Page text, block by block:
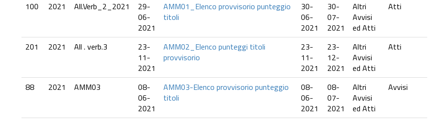
100 2021 All.Verb_2_2021
29-
06-
2021
AMM01_Elenco provvisorio punteggio
titoli
30-
06-
2021
30-
07-
2021
Altri
Avvisi
ed Atti
Atti
201 2021 All . verb.3
23-
11-
2021
AMM02_Elenco punteggi titoli
provvisorio
23-
11-
2021
23-
12-
2021
Altri
Avvisi
ed Atti
Atti
88 2021 AMM03
08-
06-
2021
AMM03-Elenco provvisorio punteggio
titoli
08-
06-
2021
08-
07-
2021
Altri
Avvisi
ed Atti
Avvisi